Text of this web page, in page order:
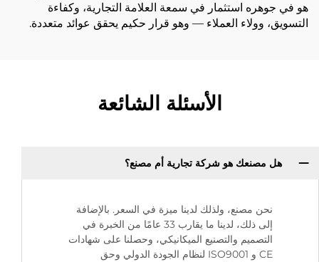
هو في جوهره استثمار في سمعة العلامة التجارية، وكفاءة
التسويق، وولاء العملاء — وهو قرار حكيم يحقق عوائد متعددة.
الأسئلة الشائعة
هل مصنعك هو شركة تجارية أم مصنع؟
نحن مصنع، ولذلك لدينا ميزة في السعر. بالإضافة
إلى ذلك، لدينا ما يقارب 33 عامًا من الخبرة في
التصميم والتصنيع الميكانيكي، وحصلنا على شهادات
CE و ISO9001 لنظام الجودة الدولي وحق